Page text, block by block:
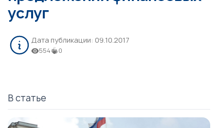
услуг
Дата публикации: 09.10.2017
554 0
В статье